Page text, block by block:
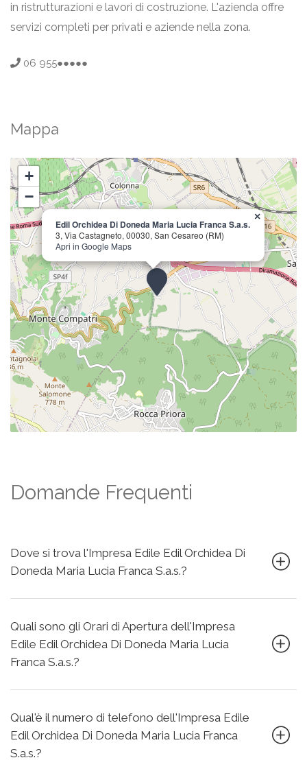
in ristrutturazioni e lavori di costruzione. L'azienda offre
servizi completi per privati e aziende nella zona.
06 955●●●●●
Mappa
Edil Orchidea Di Doneda Maria Lucia Franca S.a.s.
3, Via Castagneto, 00030, San Cesareo (RM)
Apri in Google Maps
×
+
−
Domande Frequenti
Dove si trova l'Impresa Edile Edil Orchidea Di
Doneda Maria Lucia Franca S.a.s.?
Quali sono gli Orari di Apertura dell'Impresa
Edile Edil Orchidea Di Doneda Maria Lucia
Franca S.a.s.?
Qual'è il numero di telefono dell'Impresa Edile
Edil Orchidea Di Doneda Maria Lucia Franca
S.a.s.?